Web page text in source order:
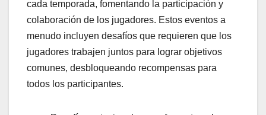
cada temporada, fomentando la participación y
colaboración de los jugadores. Estos eventos a
menudo incluyen desafíos que requieren que los
jugadores trabajen juntos para lograr objetivos
comunes, desbloqueando recompensas para
todos los participantes.